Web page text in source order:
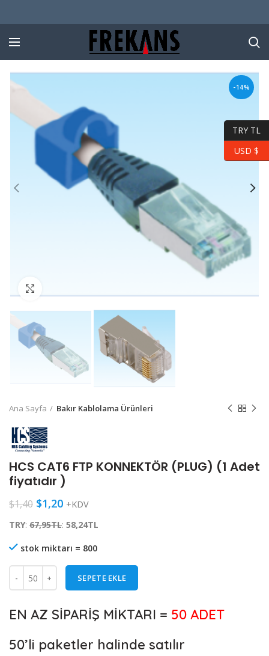
-14%
Ana Sayfa Bakır Kablolama Ürünleri
HCS CAT6 FTP KONNEKTÖR (PLUG) (1 Adet
fiyatıdır )
$1,40 $1,20 +KDV
TRY: 67,95TL: 58,24TL
stok miktarı = 800
SEPETE EKLE
EN AZ SİPARİŞ MİKTARI = 50 ADET
50’li paketler halinde satılır
TRY TL
USD $